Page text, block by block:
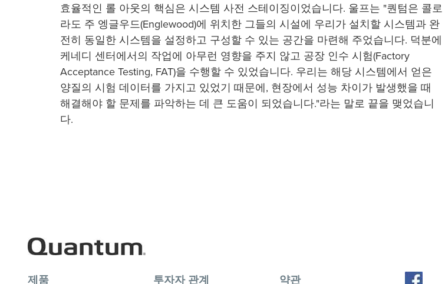
효율적인 롤 아웃의 핵심은 시스템 사전 스테이징이었습니다. 울프는 "퀀텀은 콜로
라도 주 엥글우드(Englewood)에 위치한 그들의 시설에 우리가 설치할 시스템과 완
전히 동일한 시스템을 설정하고 구성할 수 있는 공간을 마련해 주었습니다. 덕분에
케네디 센터에서의 작업에 아무런 영향을 주지 않고 공장 인수 시험(Factory
Acceptance Testing, FAT)을 수행할 수 있었습니다. 우리는 해당 시스템에서 얻은
양질의 시험 데이터를 가지고 있었기 때문에, 현장에서 성능 차이가 발생했을 때
해결해야 할 문제를 파악하는 데 큰 도움이 되었습니다."라는 말로 끝을 맺었습니
다.
제품 투자자 관계 약관